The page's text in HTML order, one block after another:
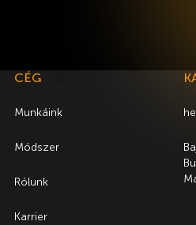
CÉG
Munkáink
Módszer
Rólunk
Karrier